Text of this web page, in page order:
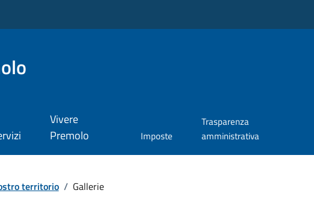
Vivere
Premolo
Imposte
Trasparenza
amministrativa
territorio / Gallerie